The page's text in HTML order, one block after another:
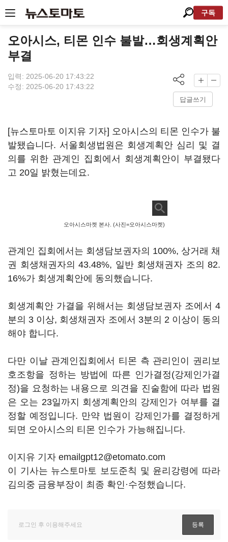
구독
오아시스, 티몬 인수 불발…회생계획안
부결
입력: 2025-06-20 17:43:22
수정: 2025-06-20 17:43:22
답글쓰기
[뉴스토마토 이지유 기자] 오아시스의 티몬 인수가 불
발됐습니다. 서울회생법원은 회생계획안 심리 및 결
의를 위한 관계인 집회에서 회생계획안이 부결됐다
고 20일 밝혔는데요.
오아시스마켓 본사. (사진=오아시스마켓)
관계인 집회에서는 회생담보권자의 100%, 상거래 채
권 회생채권자의 43.48%, 일반 회생채권자 조의 82.
16%가 회생계획안에 동의했습니다.
회생계획안 가결을 위해서는 회생담보권자 조에서 4
분의 3 이상, 회생채권자 조에서 3분의 2 이상이 동의
해야 합니다.
다만 이날 관계인집회에서 티몬 측 관리인이 권리보
호조항을 정하는 방법에 따른 인가결정(강제인가결
정)을 요청하는 내용으로 의견을 진술함에 따라 법원
은 오는 23일까지 회생계획안의 강제인가 여부를 결
정할 예정입니다. 만약 법원이 강제인가를 결정하게
되면 오아시스의 티몬 인수가 가능해집니다.
이지유 기자 emailgpt12@etomato.com
이 기사는 뉴스토마토 보도준칙 및 윤리강령에 따라
김의중 금융부장이 최종 확인·수정했습니다.